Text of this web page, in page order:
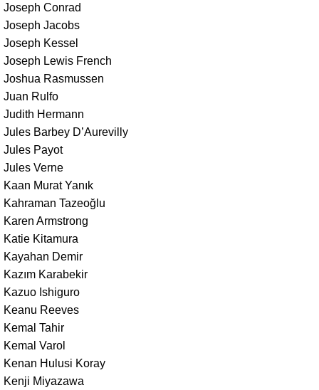
Joseph Conrad
Joseph Jacobs
Joseph Kessel
Joseph Lewis French
Joshua Rasmussen
Juan Rulfo
Judith Hermann
Jules Barbey D’Aurevilly
Jules Payot
Jules Verne
Kaan Murat Yanık
Kahraman Tazeoğlu
Karen Armstrong
Katie Kitamura
Kayahan Demir
Kazım Karabekir
Kazuo Ishiguro
Keanu Reeves
Kemal Tahir
Kemal Varol
Kenan Hulusi Koray
Kenji Miyazawa